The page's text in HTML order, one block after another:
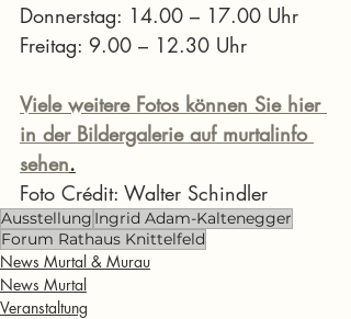
Donnerstag: 14.00 – 17.00 Uhr
Freitag: 9.00 – 12.30 Uhr
Viele weitere Fotos können Sie hier
in der Bildergalerie auf murtalinfo
sehen.
Foto Crédit: Walter Schindler
Ausstellung Ingrid Adam-Kaltenegger
Forum Rathaus Knittelfeld
News Murtal & Murau
News Murtal
Veranstaltung